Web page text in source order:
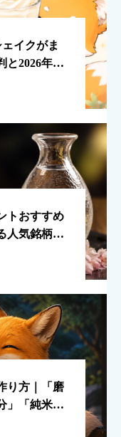
イクがま
と2026年の
トおすすめ
人気銘柄を
り方｜「磨
」「純米大